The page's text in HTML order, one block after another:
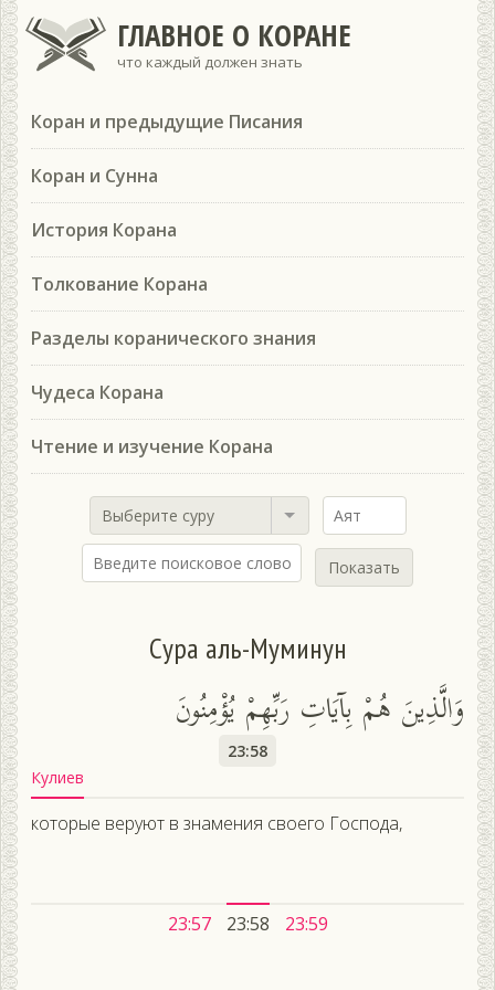
ГЛАВНОЕ О КОРАНЕ
что каждый должен знать
Коран и предыдущие Писания
Коран и Сунна
История Корана
Толкование Корана
Разделы коранического знания
Чудеса Корана
Чтение и изучение Корана
Выберите суру
Показать
Сура аль-Муминун
وَالَّذِينَ هُمْ بِآيَاتِ رَبِّهِمْ يُؤْمِنُونَ
23:58
Кулиев
которые веруют в знамения своего Господа,
23:57 23:58 23:59